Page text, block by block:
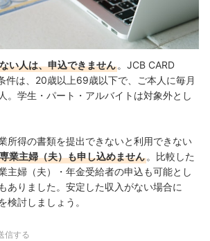
い人は、申込できません 。JCB CARD
件は、20歳以上69歳以下で、ご本人に毎月
。学生・パート・アルバイトは対象外とし
所得の書類を提出できないと利用できない
業主婦（夫）も申し込めません 。比較した
主婦（夫）・年金受給者の申込も可能とし
ありました。安定した収入がない場合に
検討しましょう。
信する